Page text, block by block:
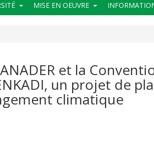
MISE EN OEUVRE
et la
un projet de
climatique